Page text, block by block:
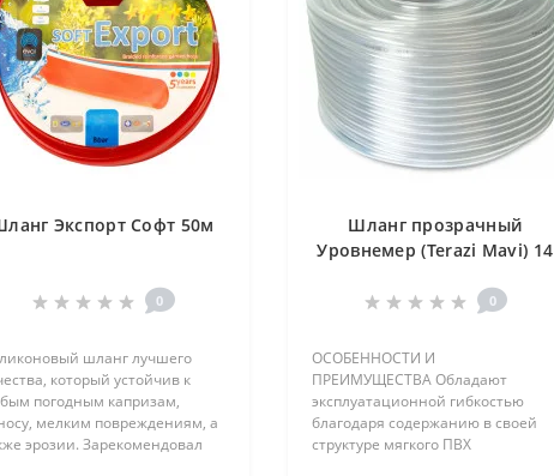
Экспорт Софт 50м
0
шланг лучшего
который устойчив к
погодным капризам,
мелким повреждениям, а
эрозии. Зарекомендовал
Шланг прозрачный
Уровнемер (Terazi Mavi) 14
0
ОСОБЕННОСТИ И
ПРЕИМУЩЕСТВА Обладают
эксплуатационной гибкостью
благодаря содержанию в своей
структуре мягкого ПВХ